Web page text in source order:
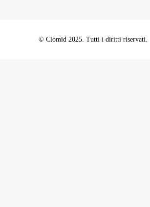
© Clomid 2025. Tutti i diritti riservati.